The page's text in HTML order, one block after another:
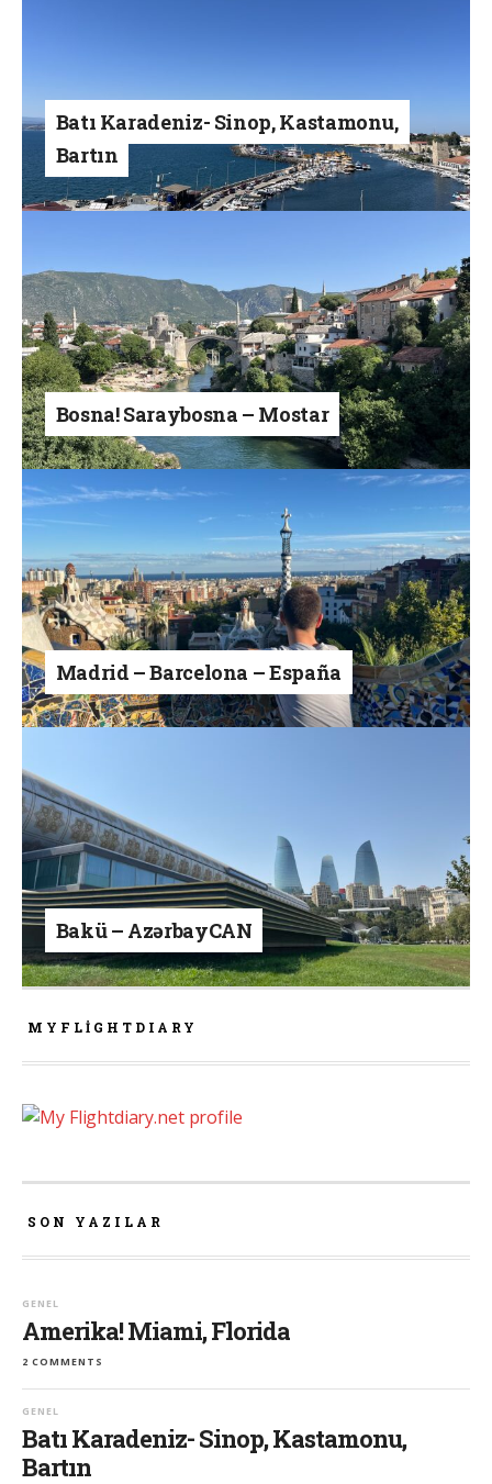
Batı Karadeniz- Sinop, Kastamonu,
Bartın
Bosna! Saraybosna – Mostar
Madrid – Barcelona – España
Bakü – AzərbayCAN
MYFLIGHTDIARY
SON YAZILAR
GENEL
Amerika! Miami, Florida
2 COMMENTS
GENEL
Batı Karadeniz- Sinop, Kastamonu,
Bartın